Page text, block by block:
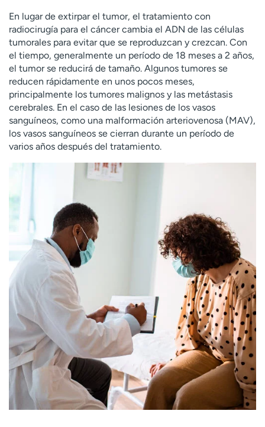
En lugar de extirpar el tumor, el tratamiento con
radiocirugía para el cáncer cambia el ADN de las células
tumorales para evitar que se reproduzcan y crezcan. Con
el tiempo, generalmente un período de 18 meses a 2 años,
el tumor se reducirá de tamaño. Algunos tumores se
reducen rápidamente en unos pocos meses,
principalmente los tumores malignos y las metástasis
cerebrales. En el caso de las lesiones de los vasos
sanguíneos, como una malformación arteriovenosa (MAV),
los vasos sanguíneos se cierran durante un período de
varios años después del tratamiento.